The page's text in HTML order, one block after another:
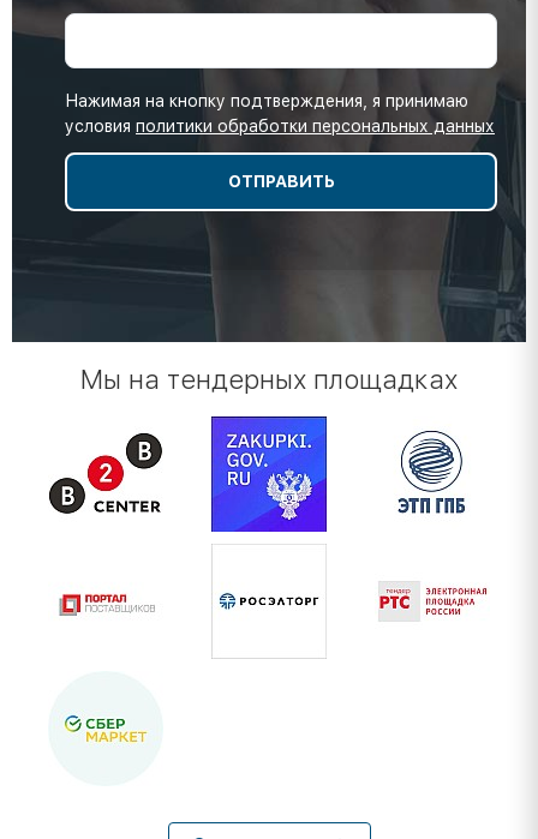
Нажимая на кнопку подтверждения, я принимаю
условия политики обработки персональных данных
Мы на тендерных площадках